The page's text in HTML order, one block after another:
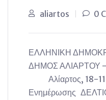
aliartos 0
ΕΛΛΗΝΙΚΗ
ΔΗΜΟΣ
Αλίαρτος, 18-
Ενημέρωσης